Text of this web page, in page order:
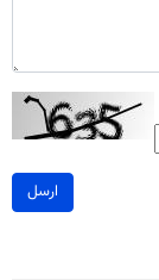
ارسل